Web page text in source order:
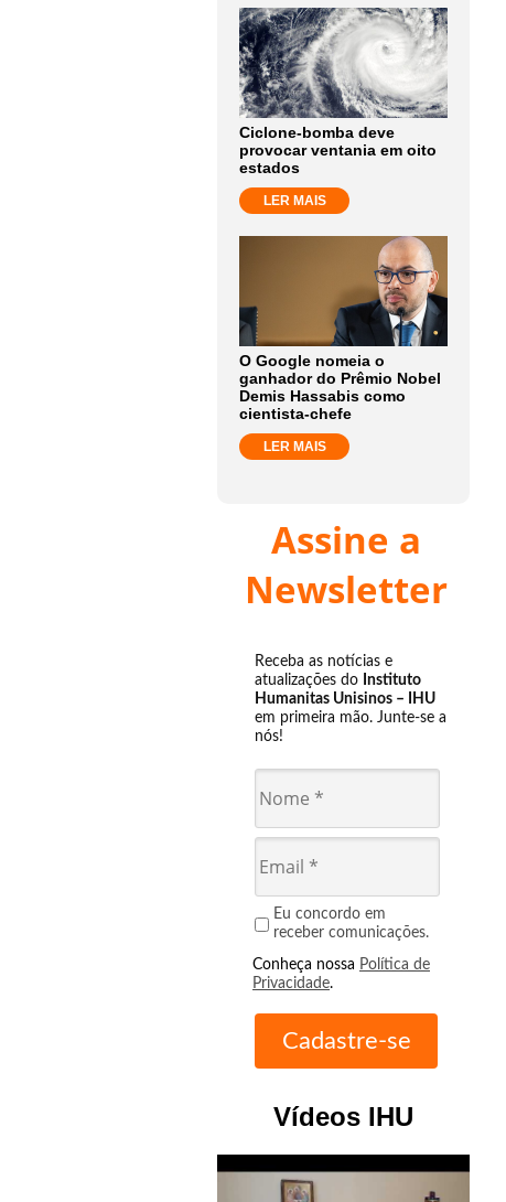
Ciclone-bomba deve
provocar ventania em oito
estados
LER MAIS
O Google nomeia o
ganhador do Prêmio Nobel
Demis Hassabis como
cientista-chefe
LER MAIS
Assine a
Newsletter
Receba as notícias e
atualizações do Instituto
Humanitas Unisinos – IHU
em primeira mão. Junte-se a
nós!
Eu concordo em
receber comunicações.
Conheça nossa Política de
Privacidade.
Vídeos IHU